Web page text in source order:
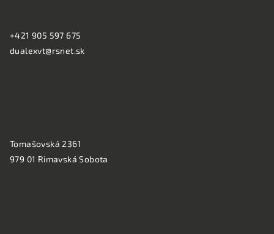
+421 905 597 675
dualexvt@rsnet.sk
Tomašovská 2361
979 01 Rimavská Sobota